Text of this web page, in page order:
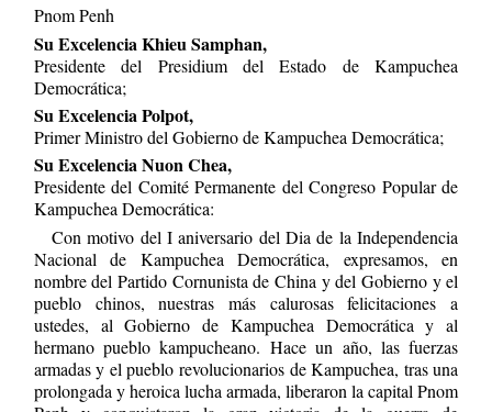
Pnom Penh
Su Excelencia Khieu Samphan,
Presidente del Presidium del Estado de Kampuchea
Democrática;
Su Excelencia Polpot,
Primer Ministro del Gobierno de Kampuchea Democrática;
Su Excelencia Nuon Chea,
Presidente del Comité Permanente del Congreso Popular de
Kampuchea Democrática:
Con motivo del I aniversario del Dia de la Independencia
Nacional de Kampuchea Democrática, expresamos, en
nombre del Partido Cornunista de China y del Gobierno y el
pueblo chinos, nuestras más calurosas felicitaciones a
ustedes, al Gobierno de Kampuchea Democrática y al
hermano pueblo kampucheano. Hace un año, las fuerzas
armadas y el pueblo revolucionarios de Kampuchea, tras una
prolongada y heroica lucha armada, liberaron la capital Pnom